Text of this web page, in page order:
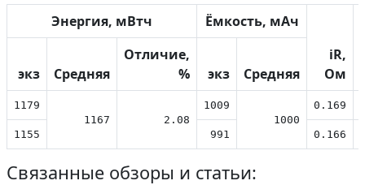
Энергия, мВтч
Ёмкость, мАч
iR,
Ом
экз
Средняя
Отличие,
%
экз Средняя
1179
1167
2.08
1009
1000
0.169
1155 991 0.166
Связанные обзоры и статьи: